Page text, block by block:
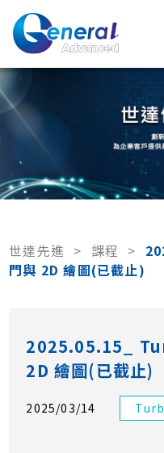
世達先進 > 課程 >
門與 2D 繪圖(已截止)
2025.05.15_
2D 繪圖(已截止)
2025/03/14